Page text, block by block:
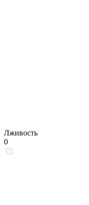
Лживость
0